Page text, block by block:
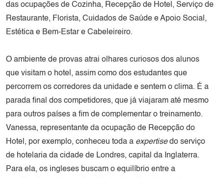
das ocupações de Cozinha, Recepção de Hotel, Serviço de
Restaurante, Florista, Cuidados de Saúde e Apoio Social,
Estética e Bem-Estar e Cabeleireiro.
O ambiente de provas atrai olhares curiosos dos alunos
que visitam o hotel, assim como dos estudantes que
percorrem os corredores da unidade e sentem o clima. É a
parada final dos competidores, que já viajaram até mesmo
para outros países a fim de complementar o treinamento.
Vanessa, representante da ocupação de Recepção do
Hotel, por exemplo, conheceu toda a expertisedo serviço
de hotelaria da cidade de Londres, capital da Inglaterra.
Para ela, os ingleses buscam o equilíbrio entre a